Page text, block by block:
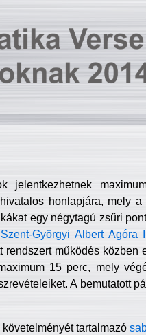
jelentkezhetnek
honlapjára, mely
egy négytagú zsűri
Szent-Györgyi Albert Agóra
rendszert működés
15 perc, mely
A bemutatott
tartalmazó